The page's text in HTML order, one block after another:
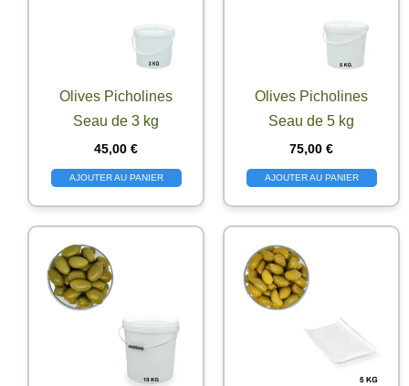
Olives Picholines
Seau de 3 kg
45,00 €
AJOUTER AU PANIER
Olives Picholines
Seau de 5 kg
75,00 €
AJOUTER AU PANIER